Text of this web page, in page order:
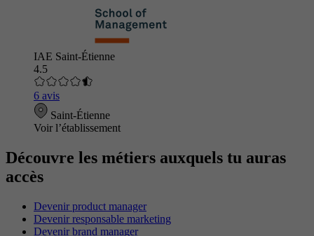
IAE Saint-Étienne
4.5
6 avis
Saint-Étienne
Voir l’établissement
Découvre les métiers auxquels tu auras
accès
Devenir product manager
Devenir responsable marketing
Devenir brand manager